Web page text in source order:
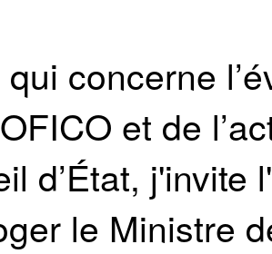
concerne
et de
d’État,
le Ministre